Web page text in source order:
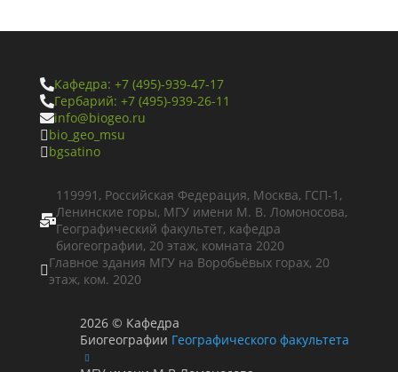
Кафедра: +7 (495)-939-47-17
Гербарий: +7 (495)-939-26-11
info@biogeo.ru
bio_geo_msu
bgsatino

119991, Российская Федерация, Москва, ГСП-1,
Ленинские горы, МГУ имени М. В. Ломоносова,
Географический факультет, кафедра
биогеографии, 20 этаж, комната 2020
Главное здания МГУ на Воробьёвых горах, 20
этаж, ком. 2020
2026 © Кафедра
Биогеографии Географического факультета